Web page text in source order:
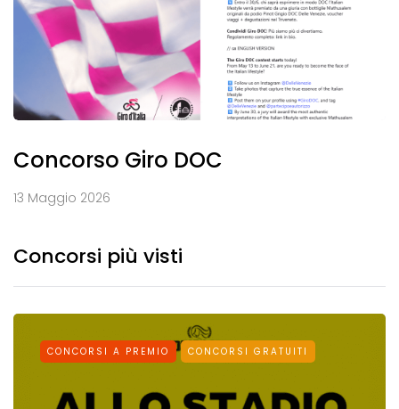
Concorso Giro DOC
13 Maggio 2026
Concorsi più visti
CONCORSI A PREMIO CONCORSI GRATUITI